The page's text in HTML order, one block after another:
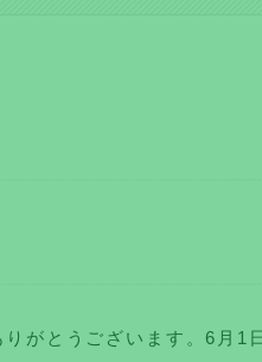
がとうございます。6月1日